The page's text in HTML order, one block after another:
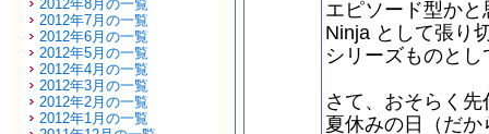
2012年8月の一覧
2012年7月の一覧
2012年6月の一覧
2012年5月の一覧
2012年4月の一覧
2012年3月の一覧
2012年2月の一覧
2012年1月の一覧
エピソード型か
Ninja として張り
シリーズものと
さて、おそらく
夏休みの日（だ